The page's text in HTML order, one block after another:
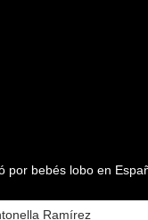
por bebés lobo en
Ramírez